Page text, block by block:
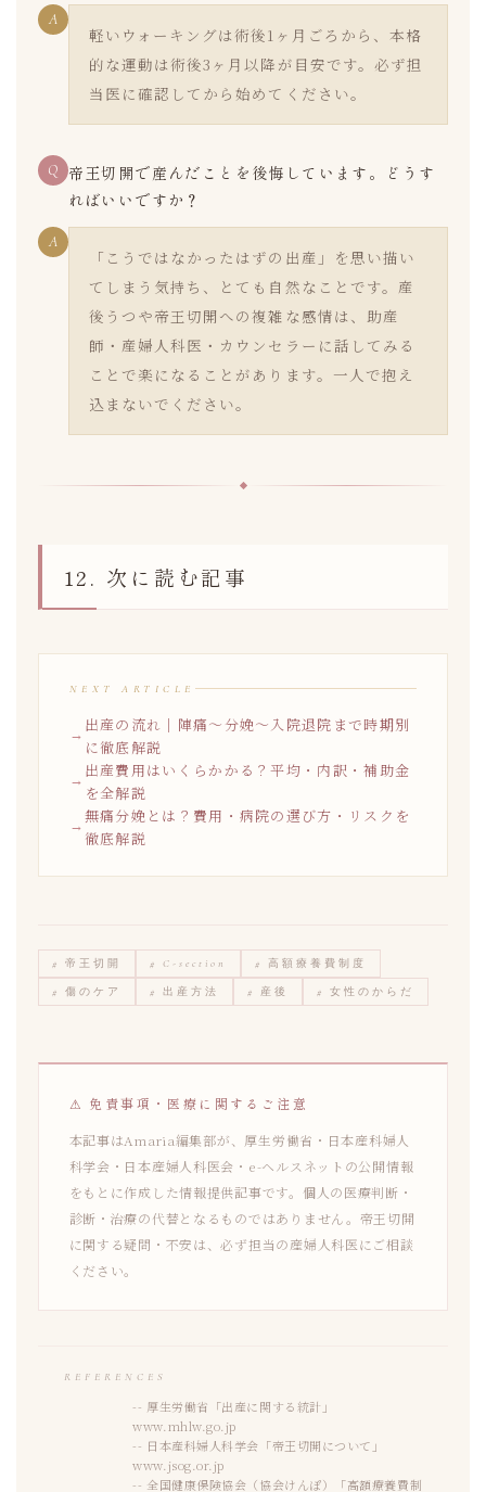
A
軽いウォーキングは術後1ヶ月ごろから、本格
的な運動は術後3ヶ月以降が目安です。必ず担
当医に確認してから始めてください。
Q 帝王切開で産んだことを後悔しています。どうす
ればいいですか？
A
「こうではなかったはずの出産」を思い描い
てしまう気持ち、とても自然なことです。産
後うつや帝王切開への複雑な感情は、助産
師・産婦人科医・カウンセラーに話してみる
ことで楽になることがあります。一人で抱え
込まないでください。
12. 次に読む記事
NEXT ARTICLE
出産の流れ｜陣痛〜分娩〜入院退院まで時期別
に徹底解説
出産費用はいくらかかる？平均・内訳・補助金
を全解説
無痛分娩とは？費用・病院の選び方・リスクを
徹底解説
# 帝王切開 # C-section # 高額療養費制度
# 傷のケア # 出産方法 # 産後 # 女性のからだ
⚠ 免責事項・医療に関するご注意
本記事はAmaria編集部が、厚生労働省・日本産科婦人
科学会・日本産婦人科医会・e-ヘルスネットの公開情報
をもとに作成した情報提供記事です。個人の医療判断・
診断・治療の代替となるものではありません。帝王切開
に関する疑問・不安は、必ず担当の産婦人科医にご相談
ください。
REFERENCES
厚生労働省「出産に関する統計」
www.mhlw.go.jp
日本産科婦人科学会「帝王切開について」
www.jsog.or.jp
全国健康保険協会（協会けんぽ）「高額療養費制